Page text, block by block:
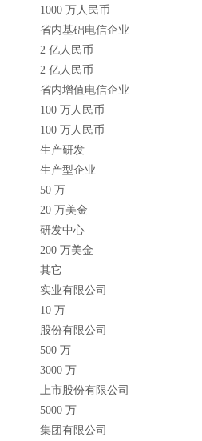
1000 万人民币
省内基础电信企业
2 亿人民币
2 亿人民币
省内增值电信企业
100 万人民币
100 万人民币
生产研发
生产型企业
50 万
20 万美金
研发中心
200 万美金
其它
实业有限公司
10 万
股份有限公司
500 万
3000 万
上市股份有限公司
5000 万
集团有限公司